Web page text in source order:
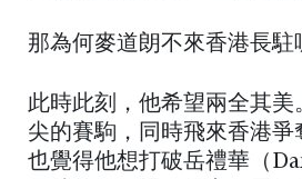
那為何麥道朗不來香港長駐
此時此刻，他希望兩全其美
尖的賽駒，同時飛來香港爭
也覺得他想打破岳禮華（